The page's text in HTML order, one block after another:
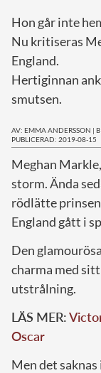
Hon går inte
Nu kritiseras
England.
Hertiginnan
smutsen.
AV: EMMA ANDERSSON |
PUBLICERAD: 2019-08-15
Meghan
storm. Ända
rödlätte
England gått i
Den
charma med
utstrålning.
LÄS MER:
Oscar
Men det